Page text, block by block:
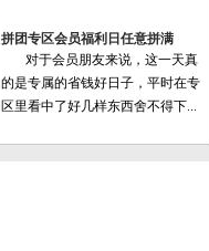
拼团专区会员福利日任意拼满
对于会员朋友来说，这一天真
的是专属的省钱好日子，平时在专
区里看中了好几样东西舍不得下...